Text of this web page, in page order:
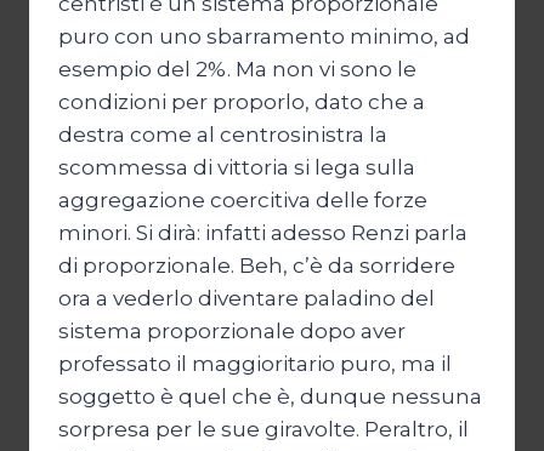
puro con uno sbarramento minimo, ad
esempio del 2%. Ma non vi sono le
condizioni per proporlo, dato che a
destra come al centrosinistra la
scommessa di vittoria si lega sulla
aggregazione coercitiva delle forze
minori. Si dirà: infatti adesso Renzi parla
di proporzionale. Beh, c’è da sorridere
ora a vederlo diventare paladino del
sistema proporzionale dopo aver
professato il maggioritario puro, ma il
soggetto è quel che è, dunque nessuna
sorpresa per le sue giravolte. Peraltro, il